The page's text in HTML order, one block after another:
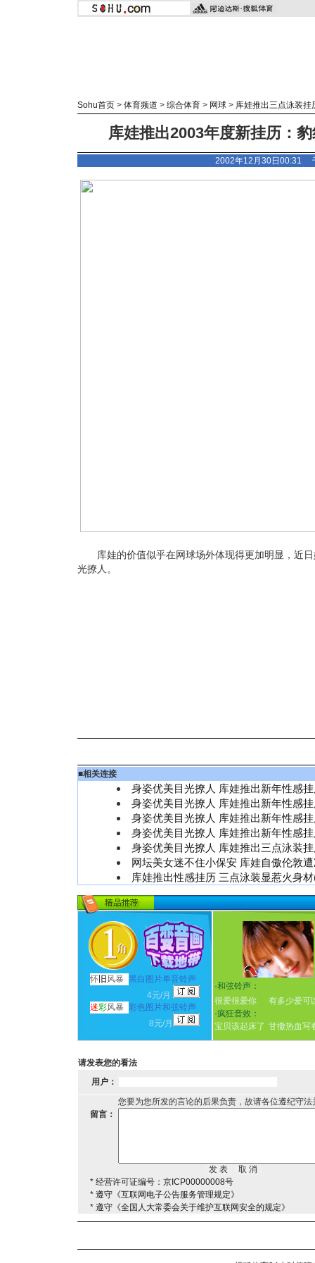
Sohu首页 > 体育频道 > 综合体育 > 网球 > 库娃推出三点泳装挂
库娃推出2003年度新挂历：
2002年12月30日00:31
库娃的价值似乎在网球场外体现得更加明显，近日
光撩人。
■相关连接
身姿优美目光撩人 库娃推出新年性感
身姿优美目光撩人 库娃推出新年性感
身姿优美目光撩人 库娃推出新年性感
身姿优美目光撩人 库娃推出新年性感
身姿优美目光撩人 库娃推出三点泳装
网坛美女迷不住小保安 库娃自傲伦敦
库娃推出性感挂历 三点泳装显惹火身
怀 旧 风暴
黑白图片单音铃声
4元/月
迷彩风暴 彩色图片和弦铃声
8元/月
·和弦铃声：
很爱很爱你
有多少爱可
·疯狂音效：
宝贝该起床了 甘撒热血写
请发表您的看法
用户：
您要为您所发的言论的后果负责，故请各位遵纪守
留言：
* 经营许可证编号：京ICP00000008号
* 遵守《互联网电子公告服务管理规定》
* 遵守《全国人大常委会关于维护互联网安全的规定》